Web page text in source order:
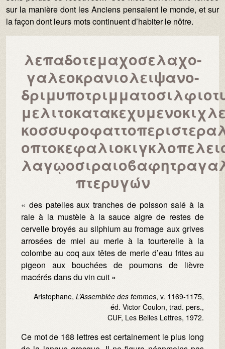
sur la manière dont les Anciens pensaient le monde, et sur
la façon dont leurs mots continuent d’habiter le nôtre.
λεπαδοτεμαχοσελαχο-
γαλεοκρανιολειψανο-
πτερυγών
« des patelles aux tranches de poisson salé à la
raie à la mustèle à la sauce aigre de restes de
cervelle broyés au silphium au fromage aux grives
arrosées de miel au merle à la tourterelle à la
colombe au coq aux têtes de merle d’eau frites au
pigeon aux bouchées de poumons de lièvre
macérés dans du vin cuit »
Aristophane, L’Assemblée des femmes, v. 1169-1175,
éd. Victor Coulon, trad. pers.,
CUF, Les Belles Lettres, 1972.
Ce mot de 168 lettres est certainement le plus long